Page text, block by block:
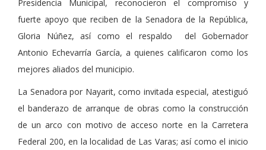
Presidencia Municipal, reconocieron el compromiso y
fuerte apoyo que reciben de la Senadora de la República,
Gloria Núñez, así como el respaldo del Gobernador
Antonio Echevarría García, a quienes calificaron como los
mejores aliados del municipio.
La Senadora por Nayarit, como invitada especial, atestiguó
el banderazo de arranque de obras como la construcción
de un arco con motivo de acceso norte en la Carretera
Federal 200, en la localidad de Las Varas; así como el inicio